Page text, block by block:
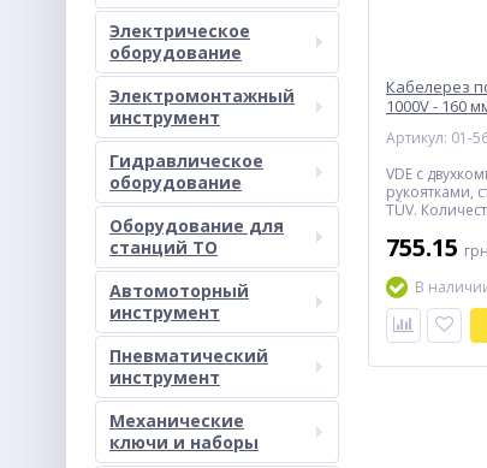
Электрическое
оборудование
Электромонтажный
инструмент
Гидравлическое
оборудование
Оборудование для
станций ТО
Автомоторный
инструмент
Пневматический
инструмент
Механические
ключи и наборы
Кабелерез
1000V - 160
Артикул: 01-
VDE с
рукоятками,
TÜV.
755.15
В